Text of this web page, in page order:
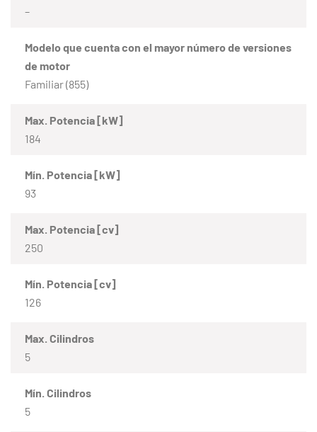
–
Modelo que cuenta con el mayor número de versiones
de motor
Familiar (855)
Max. Potencia [kW]
184
Mín. Potencia [kW]
93
Max. Potencia [cv]
250
Mín. Potencia [cv]
126
Max. Cilindros
5
Mín. Cilindros
5